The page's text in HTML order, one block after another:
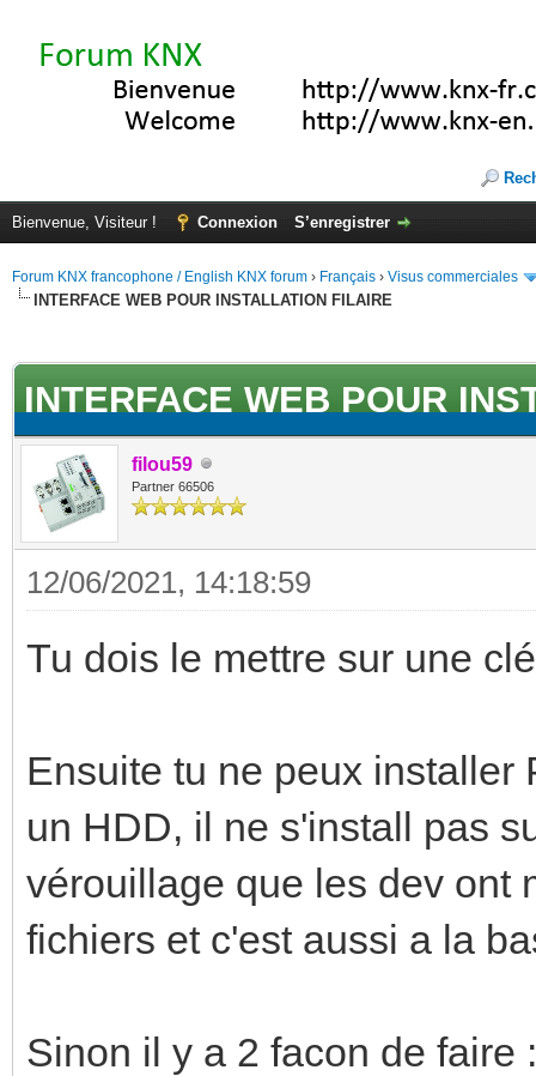
Bienvenue, Visiteur ! Connexion S’enregistrer
Forum KNX francophone / English KNX forum › Français › Visus commerciales
INTERFACE WEB POUR INSTALLATION FILAIRE
INTERFACE WEB POUR
filou59
Partner 66506
12/06/2021, 14:18:59
Tu dois le mettre sur une
Ensuite tu ne peux installer
un HDD, il ne s'install pas
vérouillage que les dev ont
fichiers et c'est aussi a la
Sinon il y a 2 facon de faire :